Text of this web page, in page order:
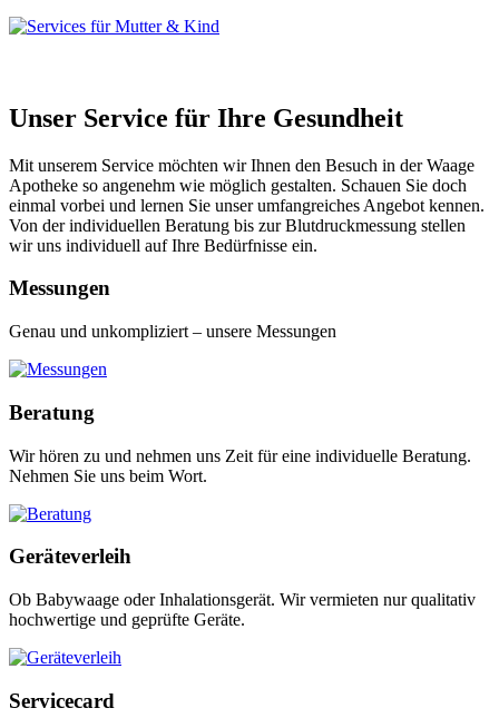
Unser Service für Ihre Gesundheit
Mit unserem Service möchten wir Ihnen den Besuch in der Waage
Apotheke so angenehm wie möglich gestalten. Schauen Sie doch
einmal vorbei und lernen Sie unser umfangreiches Angebot kennen.
Von der individuellen Beratung bis zur Blutdruckmessung stellen
wir uns individuell auf Ihre Bedürfnisse ein.
Messungen
Genau und unkompliziert – unsere Messungen
Beratung
Wir hören zu und nehmen uns Zeit für eine individuelle Beratung.
Nehmen Sie uns beim Wort.
Geräteverleih
Ob Babywaage oder Inhalationsgerät. Wir vermieten nur qualitativ
hochwertige und geprüfte Geräte.
Servicecard